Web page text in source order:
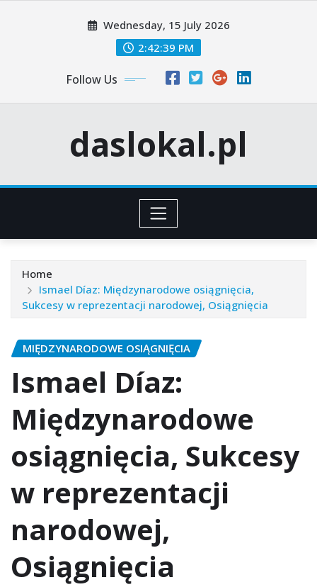
Wednesday, 15 July 2026
2:42:40 PM
Follow Us
daslokal.pl
Home
Ismael Díaz: Międzynarodowe osiągnięcia,
Sukcesy w reprezentacji narodowej, Osiągnięcia
MIĘDZYNARODOWE OSIĄGNIĘCIA
Ismael Díaz:
Międzynarodowe
osiągnięcia, Sukcesy
w reprezentacji
narodowej,
Osiągnięcia